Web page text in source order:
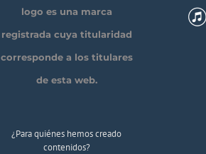
logo es una marca
registrada cuya titularidad
corresponde a los titulares
de esta web.
¿Para quiénes hemos creado
contenidos?